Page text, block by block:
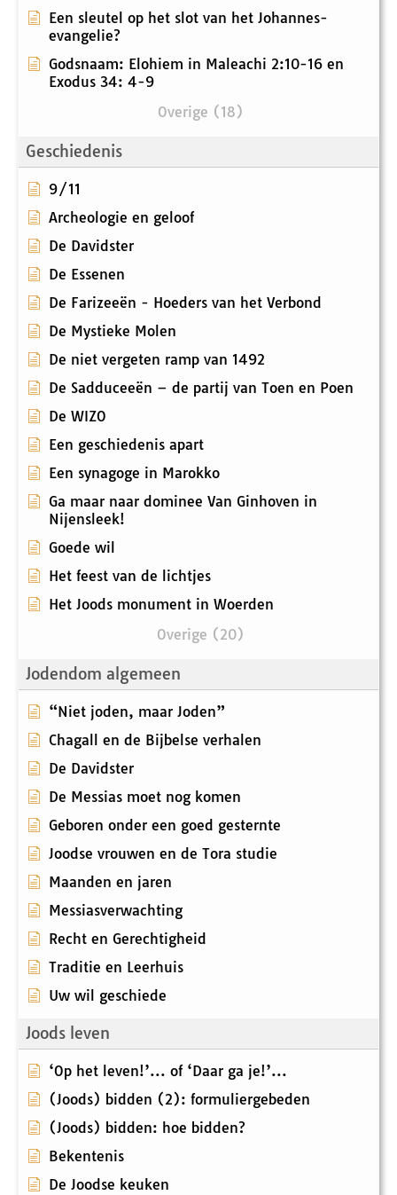
Een sleutel op het slot van het Johannes-
evangelie?
Godsnaam: Elohiem in Maleachi 2:10-16 en
Exodus 34: 4-9
Overige (18)
Geschiedenis
9/11
Archeologie en geloof
De Davidster
De Essenen
De Farizeeën - Hoeders van het Verbond
De Mystieke Molen
De niet vergeten ramp van 1492
De Sadduceeën – de partij van Toen en Poen
De WIZO
Een geschiedenis apart
Een synagoge in Marokko
Ga maar naar dominee Van Ginhoven in
Nijensleek!
Goede wil
Het feest van de lichtjes
Het Joods monument in Woerden
Overige (20)
Jodendom algemeen
“Niet joden, maar Joden”
Chagall en de Bijbelse verhalen
De Davidster
De Messias moet nog komen
Geboren onder een goed gesternte
Joodse vrouwen en de Tora studie
Maanden en jaren
Messiasverwachting
Recht en Gerechtigheid
Traditie en Leerhuis
Uw wil geschiede
Joods leven
‘Op het leven!’... of ‘Daar ga je!’...
(Joods) bidden (2): formuliergebeden
(Joods) bidden: hoe bidden?
Bekentenis
De Joodse keuken